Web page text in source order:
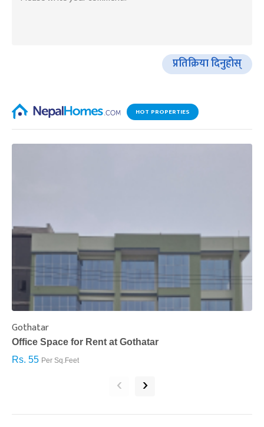
प्रतिक्रिया दिनुहोस्
HOT PROPERTIES
Gothatar
Office Space for Rent at Gothatar
Rs. 55 Per Sq.Feet
‹ ›